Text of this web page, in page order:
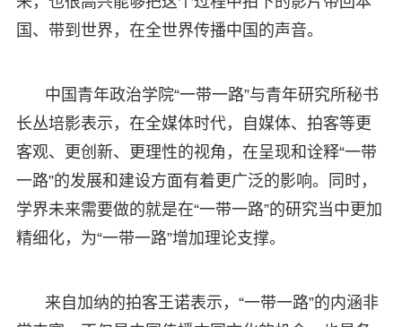
国、带到世界，在全世界传播中国的声音。
中国青年政治学院“一带一路”与青年研究所秘书
长丛培影表示，在全媒体时代，自媒体、拍客等更
客观、更创新、更理性的视角，在呈现和诠释“一带
一路”的发展和建设方面有着更广泛的影响。同时，
学界未来需要做的就是在“一带一路”的研究当中更加
精细化，为“一带一路”增加理论支撑。
来自加纳的拍客王诺表示，“一带一路”的内涵非